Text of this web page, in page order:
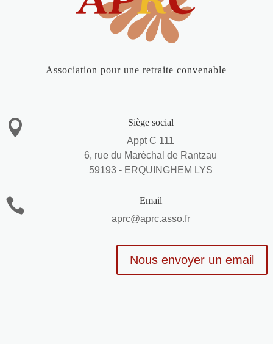
Association pour une retraite convenable

Siège social
Appt C 111
6, rue du Maréchal de Rantzau
59193 - ERQUINGHEM LYS

Email
aprc@aprc.asso.fr
Nous envoyer un email